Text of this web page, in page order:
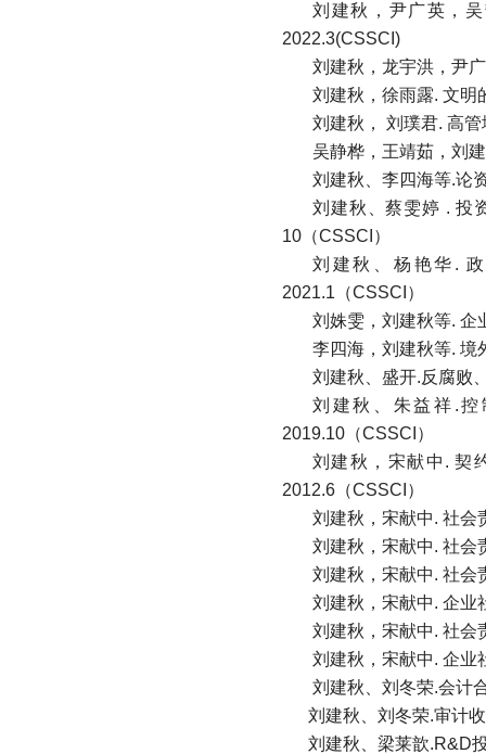
刘建秋，尹广英，
2022.3(CSSCI)
刘建秋，龙宇洪，尹
刘建秋，徐雨露. 文明
刘建秋， 刘璞君. 高
吴静桦，王靖茹，刘
刘建秋、李四海等.论
刘建秋、蔡雯婷 . 投
10（CSSCI）
刘建秋、杨艳华.
2021.1（CSSCI）
刘姝雯，刘建秋等. 企
李四海，刘建秋等. 境
刘建秋、盛开.反腐败
刘建秋、朱益祥.
2019.10（CSSCI）
刘建秋，宋献中. 契
2012.6（CSSCI）
刘建秋，宋献中. 社会
刘建秋，宋献中. 社会
刘建秋，宋献中. 社会
刘建秋，宋献中. 企业
刘建秋，宋献中. 社会
刘建秋，宋献中. 企业
刘建秋、刘冬荣.会计
刘建秋、刘冬荣.审计收
刘建秋、梁莱歆.R&D投